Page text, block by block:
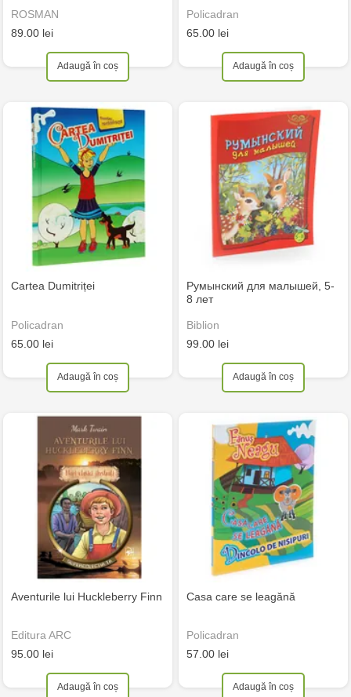
ROSMAN
89.00 lei
Adaugă în coș
Policadran
65.00 lei
Adaugă în coș
Cartea Dumitriței
Policadran
65.00 lei
Adaugă în coș
Румынский для малышей, 5-
8 лет
Biblion
99.00 lei
Adaugă în coș
Aventurile lui Huckleberry Finn
Editura ARC
95.00 lei
Adaugă în coș
Casa care se leagănă
Policadran
57.00 lei
Adaugă în coș